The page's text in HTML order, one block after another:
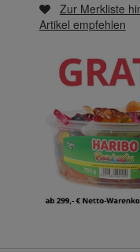
Zur Merkliste
Artikel empfehlen